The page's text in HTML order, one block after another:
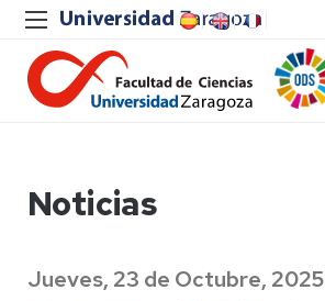
Noticias
Jueves, 23 de Octubre, 2025